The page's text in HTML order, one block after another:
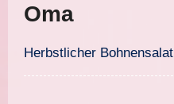
Oma
Herbstlicher